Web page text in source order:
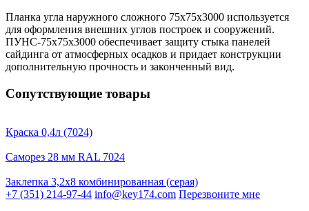
Планка угла наружного сложного 75х75х3000 используется
для оформления внешних углов построек и сооружений.
ПУНС-75х75х3000 обеспечивает защиту стыка панелей
сайдинга от атмосферных осадков и придает конструкции
дополнительную прочность и законченный вид.
Сопутствующие товары
Краска 0,4л (7024)
Саморез 28 мм RAL 7024
Заклепка 3,2х8 комбинированная (серая)
+7 (351) 214-97-44 info@key174.com Перезвоните мне